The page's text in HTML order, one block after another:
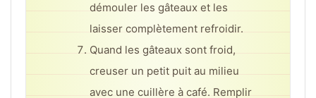
démouler les gâteaux et les
laisser complètement refroidir.
Quand les gâteaux sont froid,
creuser un petit puit au milieu
avec une cuillère à café. Remplir